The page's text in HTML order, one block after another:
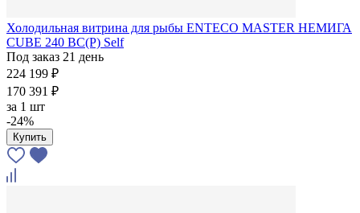
Холодильная витрина для рыбы ENTECO MASTER НЕМИГА
CUBE 240 ВС(Р) Self
Под заказ 21 день
224 199 ₽
170 391 ₽
за 1 шт
-24%
Купить